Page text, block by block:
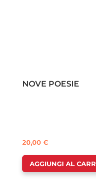
NOVE POESIE
20,00€
AGGIUNGI AL